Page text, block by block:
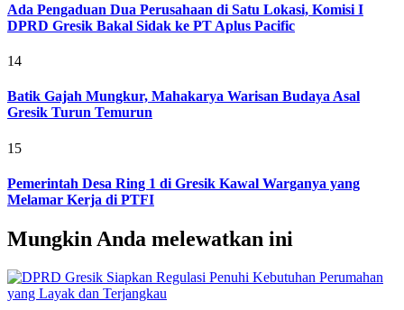
Ada Pengaduan Dua Perusahaan di Satu Lokasi, Komisi I
DPRD Gresik Bakal Sidak ke PT Aplus Pacific
14
Batik Gajah Mungkur, Mahakarya Warisan Budaya Asal
Gresik Turun Temurun
15
Pemerintah Desa Ring 1 di Gresik Kawal Warganya yang
Melamar Kerja di PTFI
Mungkin Anda melewatkan ini